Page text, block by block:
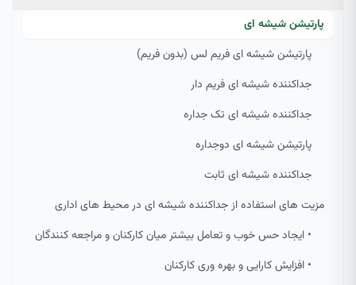
پارتیشن شیشه ای
پارتیشن شیشه ای فریم لس (بدون فریم)
جداکننده شیشه ای فریم دار
جداکننده شیشه ای تک جداره
پارتیشن شیشه ای دوجداره
جداکننده شیشه ای ثابت
مزیت های استفاده از جداکننده شیشه ای در محیط های اداری
• ایجاد حس خوب و تعامل بیشتر میان کارکنان و مراجعه کنندگان
• افزایش کارایی و بهره وری کارکنان